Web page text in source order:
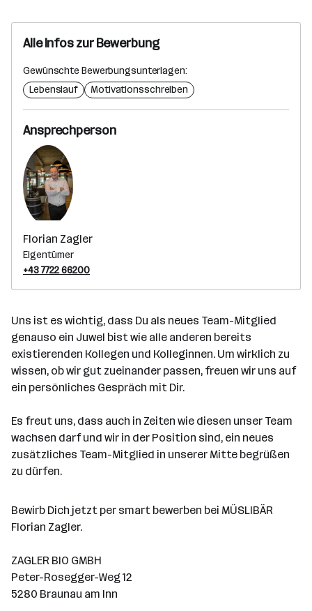
Alle Infos zur Bewerbung
Gewünschte Bewerbungsunterlagen:
Lebenslauf
Motivationsschreiben
Ansprechperson
Florian Zagler
Eigentümer
+43 7722 66200
Uns ist es wichtig, dass Du als neues Team-Mitglied
genauso ein Juwel bist wie alle anderen bereits
existierenden Kollegen und Kolleginnen. Um wirklich zu
wissen, ob wir gut zueinander passen, freuen wir uns auf
ein persönliches Gespräch mit Dir.
Es freut uns, dass auch in Zeiten wie diesen unser Team
wachsen darf und wir in der Position sind, ein neues
zusätzliches Team-Mitglied in unserer Mitte begrüßen
zu dürfen.
Bewirb Dich jetzt per smart bewerben bei MÜSLIBÄR
Florian Zagler.
ZAGLER BIO GMBH
Peter-Rosegger-Weg 12
5280 Braunau am Inn